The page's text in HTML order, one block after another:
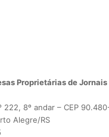
Proprietárias de
222, 8º andar – CEP
Alegre/RS